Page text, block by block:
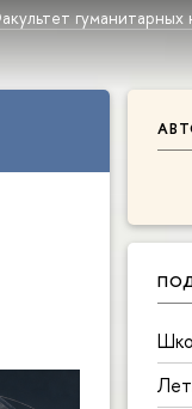
гуманитарных